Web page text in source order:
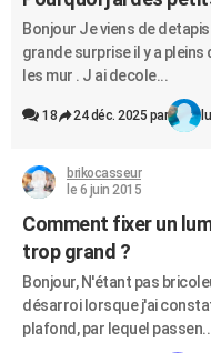
Destinations
City break
Voyage nature
Voyage de noces
Forum
Climat
+PHOTO
GUIDES D'ACHAT
BONS PLANS
Carte de Noël
Carte Bonne année
Carte Saint-Valentin
Carte Pâques
Carte d'anniversaire
Dictionnaire
Biographies
Citations
Expressions
Proverbes
PROGRAMME TV
COPAINS D'AVANT
S'inscrire
Se connecter
Lycées
Collèges
Primaires
Universités
Entreprises
Service militaire
Avis de recherche
AVIS DE DÉCÈS
Bonjour Je viens de
grande surprise il y a
les mur . J ai decole...
18 24 déc. 2025 par
brikocasseur
le 6 juin 2015
Comment fixer un
trop grand ?
Bonjour, N'étant pas
désarroi lorsque j'ai
plafond, par lequel passen...